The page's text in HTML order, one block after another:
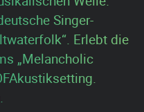
Singer-
Erlebt die
„Melancholic